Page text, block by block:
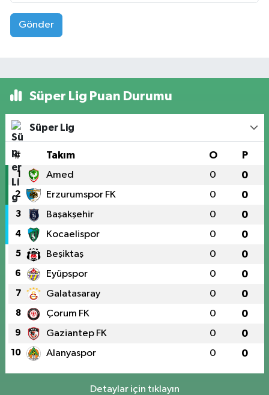
Gönder
Süper Lig Puan Durumu
Süper Lig
# Takım O P
1 Amed 0 0
2 Erzurumspor FK 0 0
3 Başakşehir 0 0
4 Kocaelispor 0 0
5 Beşiktaş 0 0
6 Eyüpspor 0 0
7 Galatasaray 0 0
8 Çorum FK 0 0
9 Gaziantep FK 0 0
10 Alanyaspor 0 0
Detaylar için tıklayın